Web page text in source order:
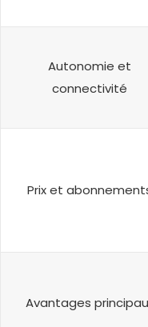
Autonomie et
connectivité
Prix et
Avantages